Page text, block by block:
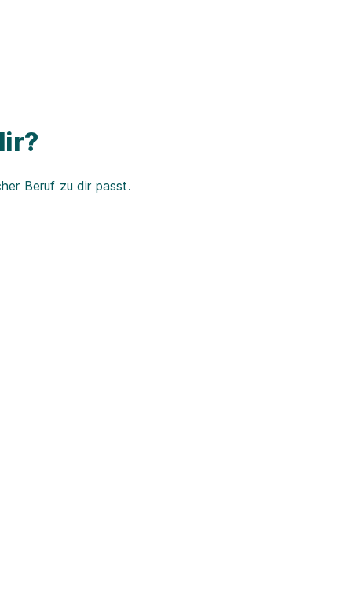
Beruf zu dir passt.